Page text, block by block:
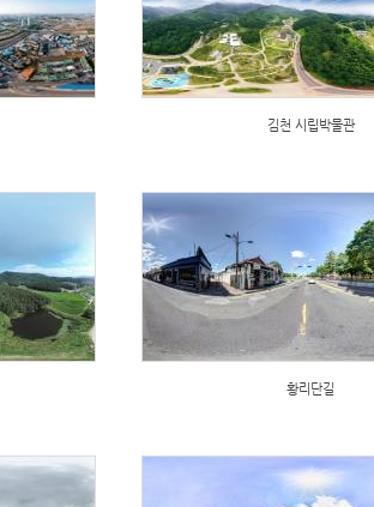
김천 시립박물관
황리단길